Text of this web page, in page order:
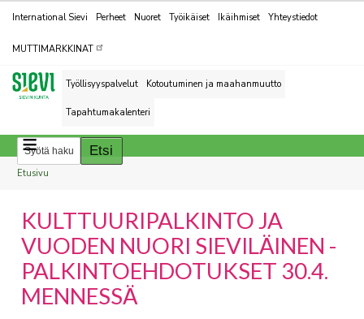
Kohderyhmät
International Sievi Perheet Nuoret Työikäiset Ikäihmiset Yhteystiedot
MUTTIMARKKINAT
Työllisyyspalvelut Kotoutuminen ja maahanmuutto
Tapahtumakalenteri
Breadcrumbs
You
here:
Etusivu
KULTTUURIPALKINTO JA
VUODEN NUORI SIEVILÄINEN -
PALKINTOEHDOTUKSET 30.4.
MENNESSÄ